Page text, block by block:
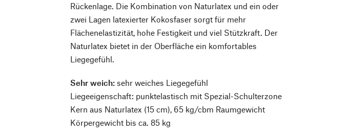
Rückenlage. Die Kombination von Naturlatex und ein oder
zwei Lagen latexierter Kokosfaser sorgt für mehr
Flächenelastizität, hohe Festigkeit und viel Stützkraft. Der
Naturlatex bietet in der Oberfläche ein komfortables
Liegegefühl.
Sehr weich: sehr weiches Liegegefühl
Liegeeigenschaft: punktelastisch mit Spezial-Schulterzone
Kern aus Naturlatex (15 cm), 65 kg/cbm Raumgewicht
Körpergewicht bis ca. 85 kg